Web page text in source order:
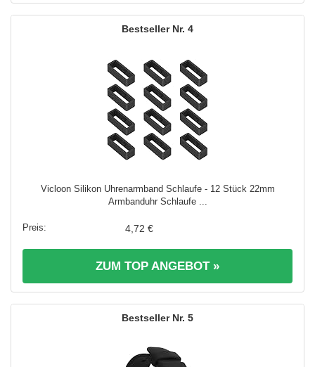
4
Vicloon Silikon Uhrenarmband Schlaufe - 12 Stück 22mm
Armbanduhr Schlaufe ...
4,72 €
ZUM TOP ANGEBOT »
5